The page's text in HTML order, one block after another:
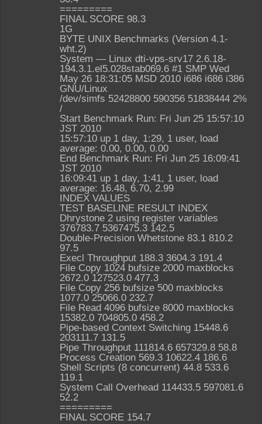
=========
FINAL SCORE 98.3
1G
BYTE UNIX Benchmarks (Version 4.1-
wht.2)
System — Linux dti-vps-srv17 2.6.18-
194.3.1.el5.028stab069.6 #1 SMP Wed
May 26 18:31:05 MSD 2010 i686 i686 i386
GNU/Linux
/dev/simfs 52428800 590356 51838444 2%
/
Start Benchmark Run: Fri Jun 25 15:57:10
JST 2010
15:57:10 up 1 day, 1:29, 1 user, load
average: 0.00, 0.00, 0.00
End Benchmark Run: Fri Jun 25 16:09:41
JST 2010
16:09:41 up 1 day, 1:41, 1 user, load
average: 16.48, 6.70, 2.99
INDEX VALUES
TEST BASELINE RESULT INDEX
Dhrystone 2 using register variables
376783.7 5367475.3 142.5
Double-Precision Whetstone 83.1 810.2
97.5
Execl Throughput 188.3 3604.3 191.4
File Copy 1024 bufsize 2000 maxblocks
2672.0 127523.0 477.3
File Copy 256 bufsize 500 maxblocks
1077.0 25066.0 232.7
File Read 4096 bufsize 8000 maxblocks
15382.0 704805.0 458.2
Pipe-based Context Switching 15448.6
203111.7 131.5
Pipe Throughput 111814.6 657329.8 58.8
Process Creation 569.3 10622.4 186.6
Shell Scripts (8 concurrent) 44.8 533.6
119.1
System Call Overhead 114433.5 597081.6
52.2
=========
FINAL SCORE 154.7